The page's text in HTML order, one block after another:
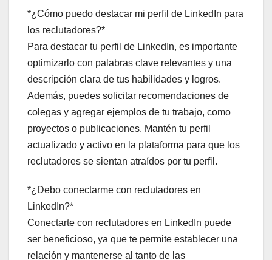
*¿Cómo puedo destacar mi perfil de LinkedIn para
los reclutadores?*
Para destacar tu perfil de LinkedIn, es importante
optimizarlo con palabras clave relevantes y una
descripción clara de tus habilidades y logros.
Además, puedes solicitar recomendaciones de
colegas y agregar ejemplos de tu trabajo, como
proyectos o publicaciones. Mantén tu perfil
actualizado y activo en la plataforma para que los
reclutadores se sientan atraídos por tu perfil.
*¿Debo conectarme con reclutadores en
LinkedIn?*
Conectarte con reclutadores en LinkedIn puede
ser beneficioso, ya que te permite establecer una
relación y mantenerse al tanto de las